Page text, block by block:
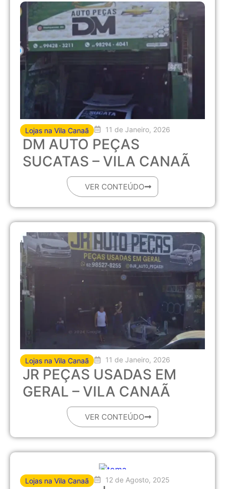
Lojas na Vila Canaã 11 de Janeiro, 2026
DM AUTO PEÇAS
SUCATAS – VILA CANAÃ
VER CONTEÚDO
Lojas na Vila Canaã 11 de Janeiro, 2026
JR PEÇAS USADAS EM
GERAL – VILA CANAÃ
VER CONTEÚDO
Lojas na Vila Canaã 12 de Agosto, 2025